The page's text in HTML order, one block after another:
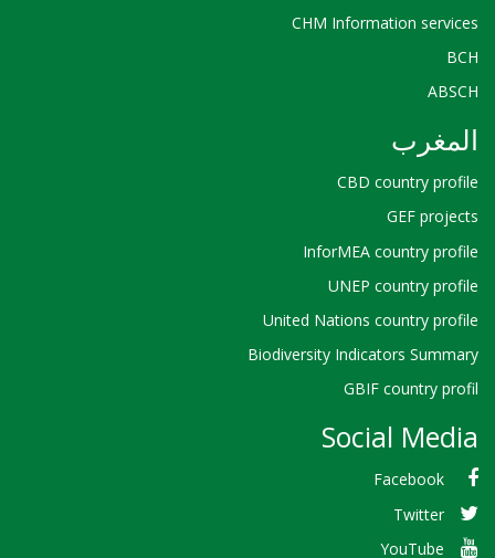
CHM Information services
BCH
ABSCH
المغرب
CBD country profile
GEF projects
InforMEA country profile
UNEP country profile
United Nations country profile
Biodiversity Indicators Summary
GBIF country profil
Social Media
Facebook
Twitter
YouTube